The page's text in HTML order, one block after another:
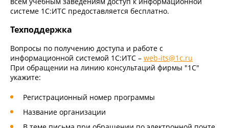
системе 1С:ИТС предоставляется бесплатно.
Техподдержка
Вопросы по получению доступа и работе с
информационной системой 1С:ИТС – web-its@1c.ru
При обращении на линию консультаций фирмы "1С"
укажите:
Регистрационный номер программы
Название организации